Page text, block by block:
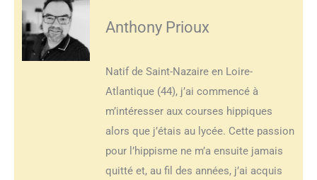
Anthony Prioux
Natif de Saint-Nazaire en Loire-
Atlantique (44), j’ai commencé à
m’intéresser aux courses hippiques
alors que j’étais au lycée. Cette passion
pour l’hippisme ne m’a ensuite jamais
quitté et, au fil des années, j’ai acquis